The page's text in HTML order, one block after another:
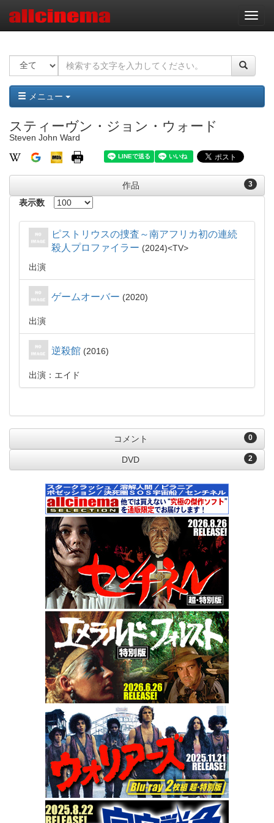
ナ
ビ
ー
ョ
ン
メニュー
スティーヴン・ジョン・ウォード
Steven John Ward
3
作品
表示数
ピストリウスの捜査～南アフリカ初の連続
殺人プロファイラー
2024
TV
出演
ゲームオーバー 2020
出演
逆殺館 2016
出演：エイド
0
コメント
2
DVD